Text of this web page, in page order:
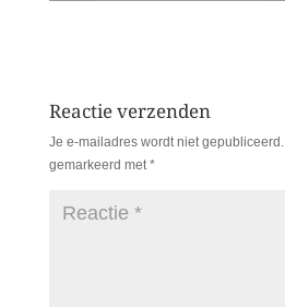
Reactie verzenden
Je e-mailadres wordt niet gepubliceerd.
gemarkeerd met*